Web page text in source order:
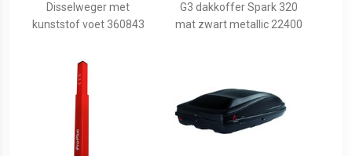
Disselweger met
kunststof voet 360843
G3 dakkoffer Spark 320
mat zwart metallic 22400